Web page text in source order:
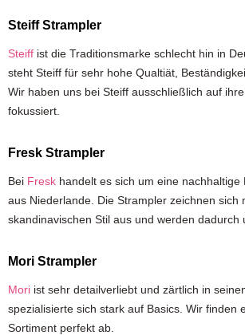
Steiff Strampler
Steiff ist die Traditionsmarke schlecht hin in
steht Steiff für sehr hohe Qualtiät,
Wir haben uns bei Steiff ausschließlich auf
fokussiert.
Fresk Strampler
Bei Fresk handelt es sich um eine nachhaltige
aus Niederlande. Die Strampler zeichnen sich
skandinavischen Stil aus und werden dadurch
Mori Strampler
Mori ist sehr detailverliebt und zärtlich in
spezialisierte sich stark auf Basics. Wir finden
Sortiment perfekt ab.